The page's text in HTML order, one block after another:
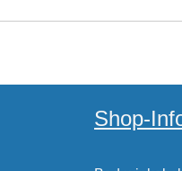
Shop-